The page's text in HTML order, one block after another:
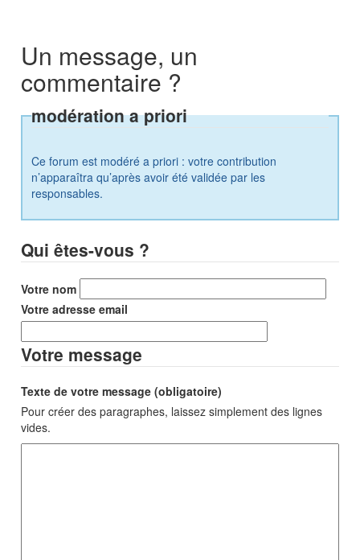
Un message, un
commentaire ?
modération a priori
Ce forum est modéré a priori : votre contribution
n’apparaîtra qu’après avoir été validée par les
responsables.
Qui êtes-vous ?
Votre nom
Votre adresse email
Votre message
Texte de votre message (obligatoire)
Pour créer des paragraphes, laissez simplement des lignes
vides.